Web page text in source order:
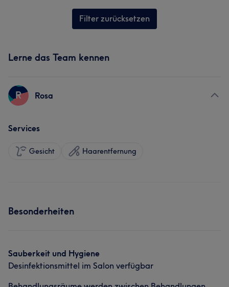
Filter zurücksetzen
Lerne das Team kennen
R Rosa
Services
Gesicht Haarentfernung
Besonderheiten
Sauberkeit und Hygiene
Desinfektionsmittel im Salon verfügbar